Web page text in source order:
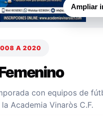
Ampliar
A 2020
con equipos de
Academia Vinaròs C.F.